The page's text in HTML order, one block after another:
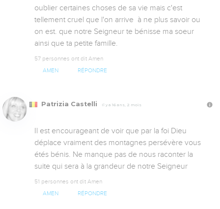
oublier certaines choses de sa vie mais c'est
tellement cruel que l'on arrive  à ne plus savoir ou
on est. que notre Seigneur te bénisse ma soeur
ainsi que ta petite famille.
57 personnes ont dit Amen
AMEN RÉPONDRE
Patrizia Castelli Il y a 16 ans, 2 mois
Il est encourageant de voir que par la foi Dieu
déplace vraiment des montagnes persévère vous
étés bénis. Ne manque pas de nous raconter la
suite qui sera à la grandeur de notre Seigneur
51 personnes ont dit Amen
AMEN RÉPONDRE